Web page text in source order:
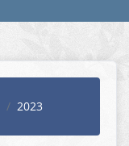
2023